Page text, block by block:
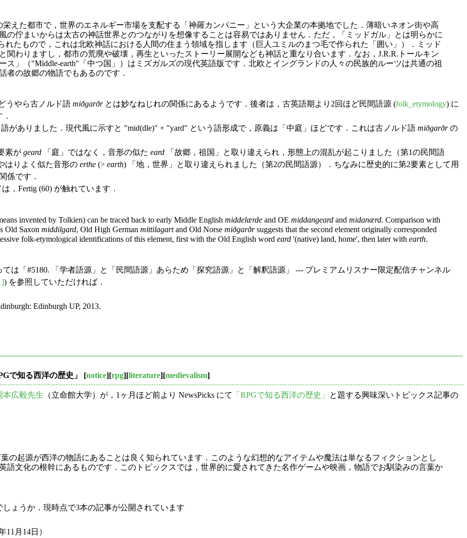
えた都市で，世界のエネルギー市場を支配する「神羅カンパニー」という大企業の本拠地でした．薄暗いネオン街や高
の佇まいからは太古の神話世界とのつながりを想像することは容易ではありません．ただ，「ミッドガル」とは明らかに
れたもので，これは北欧神話における人間の住まう領域を指します（巨人ユミルのまつ毛で作られた「囲い」）．ミッド
関わりますし，都市の荒廃や破壊，再生といったストーリー展開なども神話と重なり合います．なお，J.R.R.トールキン
ス」（"Middle-earth"「中つ国」）はミズガルズの現代英語版です．北欧とイングランドの人々の民族的ルーツは共通の祖
者の故郷の物語でもあるのです．
うやら古ノルド語 miðgarðrとは妙なねじれの関係にあるようです．後者は，古英語期より2回ほど民間語源 (folk_etymology) に
語がありました．現代風に示すと "mid(dle)" + "yard" という語形成で，原義は「中庭」ほどです．これは古ノルド語 miðgarðrの
素が geard 「庭」ではなく，音形の似た eard 「故郷，祖国」と取り違えられ，形態上の混乱が起こりました（第1の民間語
はりよく似た音形の erthe (> earth) 「地，世界」と取り違えられました（第2の民間語源）．ちなみに歴史的に第2要素として用
係です．
，Fertig (60) が触れています．
invented by Tolkien) can be traced back to early Middle English middelærde and OE middangeard and midanærd. Comparison with
Old Saxon middilgard, Old High German mittilagartand Old Norse miðgarðrsuggests that the second element originally corresponded
folk-etymological identifications of this element, first with the Old English word eard '(native) land, home', then later with earth.
は「#5180. 「学者語源」と「民間語源」あらため「探究語源」と「解釈語源」 --- プレミアムリスナー限定配信チャンネル
) を参照していただければ．
Edinburgh UP, 2013.
で知る西洋の歴史」 [notice][rpg][literature][medievalism]
本広毅先生 （立命館大学）が，1ヶ月ほど前より NewsPicks にて 「RPGで知る西洋の歴史」
と題する興味深いトピックス記事の
の起源が西洋の物語にあることは良く知られています．このような幻想的なアイテムや魔法は単なるフィクションとし
語文化の根幹にあるものです．このトピックスでは，世界的に愛されてきた名作ゲームや映画，物語でお馴染みの言葉か
ょうか．現時点で3本の記事が公開されています
11月14日）